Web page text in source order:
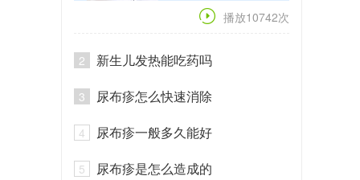
播放10742次
2 新生儿发热能吃药吗
3 尿布疹怎么快速消除
4 尿布疹一般多久能好
5 尿布疹是怎么造成的